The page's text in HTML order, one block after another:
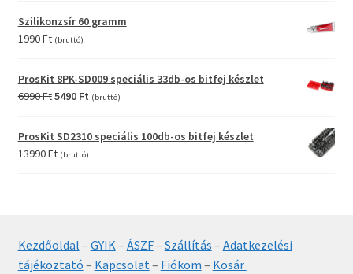
was:
is:
Szilikonzsír 60 gramm
1990Ft (bruttó)
ProsKit 8PK-SD009 speciális 33db-os bitfej készlet
6990FtOriginal
was:
6990 Ft.
5490 FtCurrent
is:
(bruttó)
ProsKit SD2310 speciális 100db-os bitfej készlet
13990Ft (bruttó)
Kezdőoldal – GYIK– ÁSZF– Szállítás – Adatkezelési
tájékoztató – Kapcsolat– Fiókom – Kosár